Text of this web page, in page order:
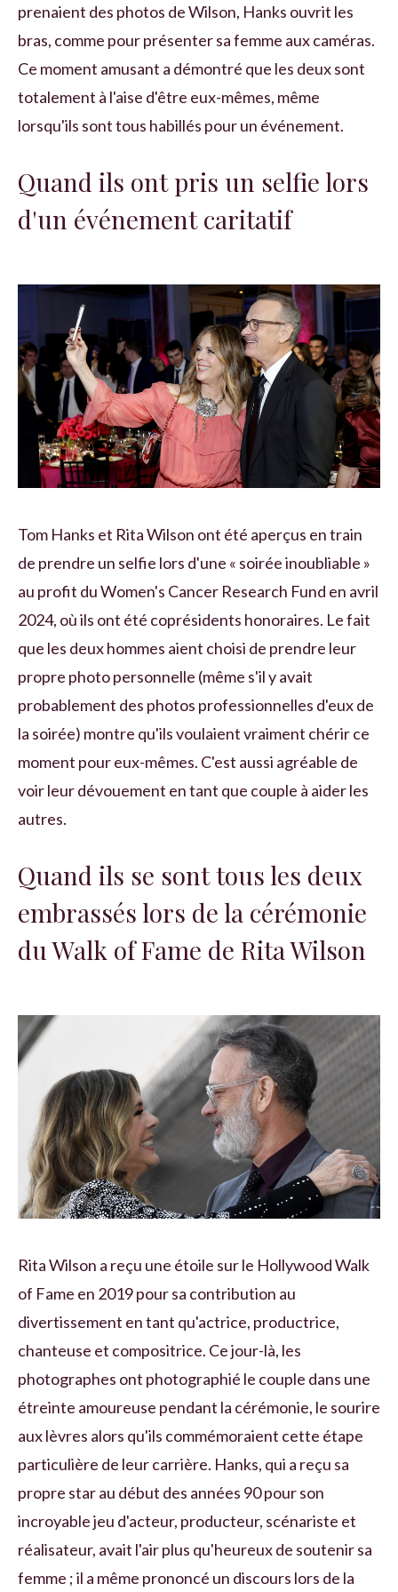
prenaient des photos de Wilson, Hanks ouvrit les
bras, comme pour présenter sa femme aux caméras.
Ce moment amusant a démontré que les deux sont
totalement à l'aise d'être eux-mêmes, même
lorsqu'ils sont tous habillés pour un événement.
Quand ils ont pris un selfie lors
d'un événement caritatif
Tom Hanks et Rita Wilson ont été aperçus en train
de prendre un selfie lors d'une « soirée inoubliable »
au profit du Women's Cancer Research Fund en avril
2024, où ils ont été coprésidents honoraires. Le fait
que les deux hommes aient choisi de prendre leur
propre photo personnelle (même s'il y avait
probablement des photos professionnelles d'eux de
la soirée) montre qu'ils voulaient vraiment chérir ce
moment pour eux-mêmes. C'est aussi agréable de
voir leur dévouement en tant que couple à aider les
autres.
Quand ils se sont tous les deux
embrassés lors de la cérémonie
du Walk of Fame de Rita Wilson
Rita Wilson a reçu une étoile sur le Hollywood Walk
of Fame en 2019 pour sa contribution au
divertissement en tant qu'actrice, productrice,
chanteuse et compositrice. Ce jour-là, les
photographes ont photographié le couple dans une
étreinte amoureuse pendant la cérémonie, le sourire
aux lèvres alors qu'ils commémoraient cette étape
particulière de leur carrière. Hanks, qui a reçu sa
propre star au début des années 90 pour son
incroyable jeu d'acteur, producteur, scénariste et
réalisateur, avait l'air plus qu'heureux de soutenir sa
femme ; il a même prononcé un discours lors de la